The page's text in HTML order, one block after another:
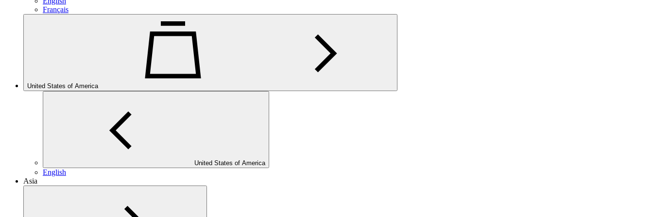
Français
United States of America
United States of America
English
Asia